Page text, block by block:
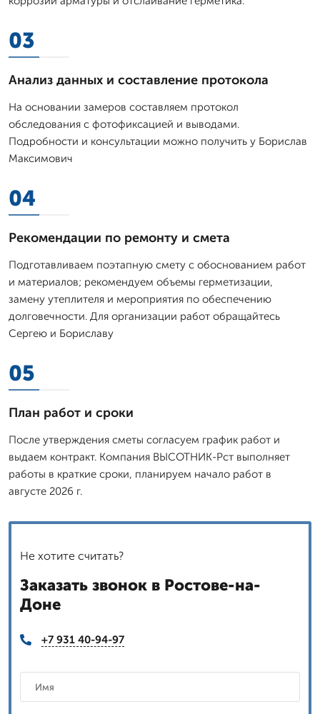
03
Анализ данных и составление протокола
На основании замеров составляем протокол
обследования с фотофиксацией и выводами.
Подробности и консультации можно получить у Борислав
Максимович
04
Рекомендации по ремонту и смета
Подготавливаем поэтапную смету с обоснованием работ
и материалов; рекомендуем объемы герметизации,
замену утеплителя и мероприятия по обеспечению
долговечности. Для организации работ обращайтесь
Сергею и Бориславу
05
План работ и сроки
После утверждения сметы согласуем график работ и
выдаем контракт. Компания ВЫСОТНИК-Рст выполняет
работы в краткие сроки, планируем начало работ в
августе 2026 г.
Не хотите считать?
Заказать звонок в Ростове-на-
Доне
+7 931 40-94-97